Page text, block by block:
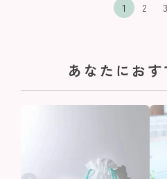
1 2 3
あなたにお